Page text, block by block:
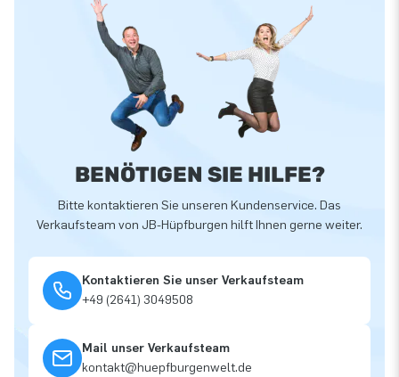
BENÖTIGEN SIE HILFE?
Bitte kontaktieren Sie unseren Kundenservice. Das
Verkaufsteam von JB-Hüpfburgen hilft Ihnen gerne weiter.
Kontaktieren Sie unser Verkaufsteam
+49 (2641) 3049508
Mail unser Verkaufsteam
kontakt@huepfburgenwelt.de